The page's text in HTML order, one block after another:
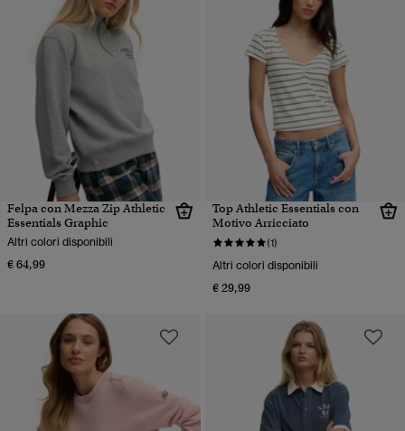
Felpa con Mezza Zip Athletic
Essentials Graphic
Altri colori disponibili
€ 64,99
Top Athletic Essentials con
Motivo Arricciato
(1)
Altri colori disponibili
€ 29,99